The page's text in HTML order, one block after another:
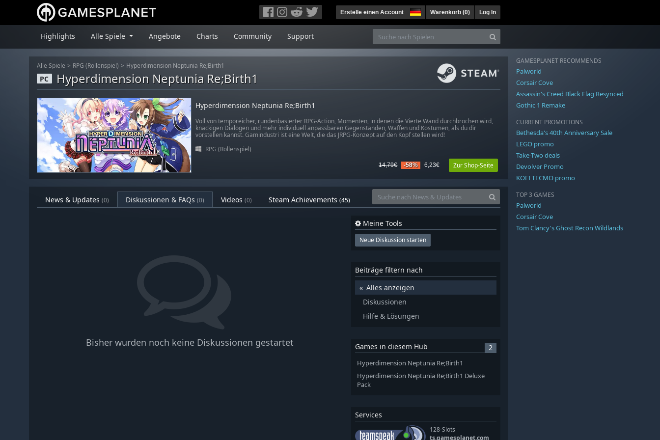
Erstelle einen Account Warenkorb (0) Log In
Highlights Alle Spiele Angebote Charts Community Support
Alle Spiele RPG (Rollenspiel) Hyperdimension Neptunia Re;Birth1
PC Hyperdimension Neptunia Re;Birth1
Hyperdimension Neptunia Re;Birth1
Voll von temporeicher, rundenbasierter RPG-Action, Momenten, in denen die Vierte Wand durchbrochen wird,
knackigen Dialogen und mehr individuell anpassbaren Gegenständen, Waffen und Kostümen, als du dir
vorstellen kannst. Gamindustri ist eine Welt, die das JRPG-Konzept auf den Kopf stellen wird!
RPG (Rollenspiel)
14,79€ -58% 6,23€ Zur Shop-Seite
News & Updates (0) Diskussionen & FAQs (0) Videos (0) Steam Achievements (45)
Bisher wurden noch keine Diskussionen gestartet
Meine Tools
Neue Diskussion starten
Beiträge filtern nach
Alles anzeigen
Diskussionen
Hilfe & Lösungen
Games in diesem Hub 2
Hyperdimension Neptunia Re;Birth1
Hyperdimension Neptunia Re;Birth1 Deluxe
Pack
Services
128-Slots
ts.gamesplanet.com
GAMESPLANET RECOMMENDS
Palworld
Corsair Cove
Assassin's Creed Black Flag Resynced
Gothic 1 Remake
CURRENT PROMOTIONS
Bethesda's 40th Anniversary Sale
LEGO promo
Take-Two deals
Devolver Promo
KOEI TECMO promo
TOP 3 GAMES
Palworld
Corsair Cove
Tom Clancy's Ghost Recon Wildlands